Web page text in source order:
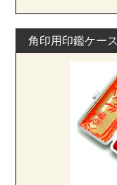
圧密加工は水と熱だけ
するという特殊技術で
この技術を用いること
さ、非均質性を克服し
分すぎるほどの強度を
また、木材繊維をその
大切な「綺麗な印影」
角印用印鑑ケー